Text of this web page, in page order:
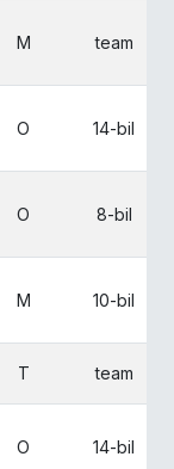
M team
O 14-bil
O 8-bil
M 10-bil
T team
O 14-bil